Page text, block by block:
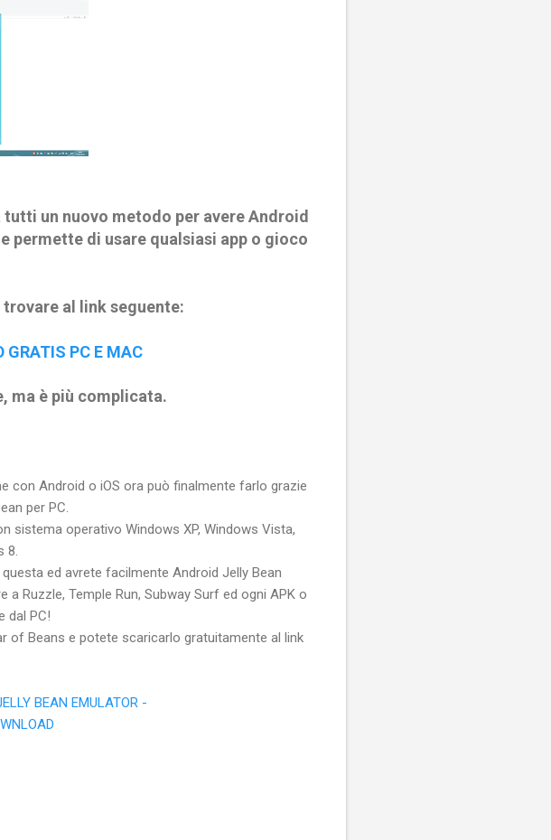
un nuovo metodo per avere Android
permette di usare qualsiasi app o gioco
trovare al link seguente:
GRATIS PC E MAC
ma è più complicata.
con Android o iOS ora può finalmente farlo grazie
per PC.
sistema operativo Windows XP, Windows Vista,
8.
ed avrete facilmente Android Jelly Bean
Ruzzle, Temple Run, Subway Surf ed ogni APK o
dal PC!
of Beans e potete scaricarlo gratuitamente al link
BEAN EMULATOR -